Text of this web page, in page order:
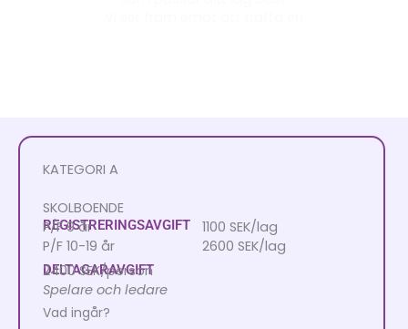
KATEGORI A
SKOLBOENDE
REGISTRERINGSAVGIFT
P/F 9 år
P/F 10-19 år
1100 SEK/lag
2600 SEK/lag
DELTAGARAVGIFT
2400 SEK/person
Spelare och ledare
Vad ingår?